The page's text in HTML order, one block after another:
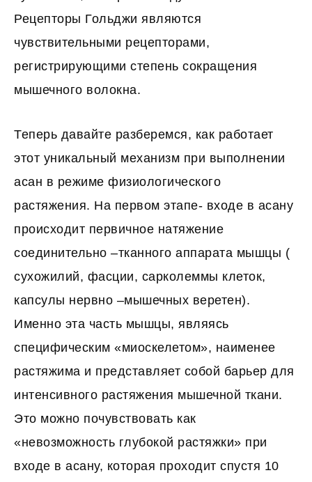
Рецепторы Гольджи являются
чувствительными рецепторами,
регистрирующими степень сокращения
мышечного волокна.
Теперь давайте разберемся, как работает
этот уникальный механизм при выполнении
асан в режиме физиологического
растяжения. На первом этапе- входе в асану
происходит первичное натяжение
соединительно –тканного аппарата мышцы (
сухожилий, фасции, сарколеммы клеток,
капсулы нервно –мышечных веретен).
Именно эта часть мышцы, являясь
специфическим «миоскелетом», наименее
растяжима и представляет собой барьер для
интенсивного растяжения мышечной ткани.
Это можно почувствовать как
«невозможность глубокой растяжки» при
входе в асану, которая проходит спустя 10